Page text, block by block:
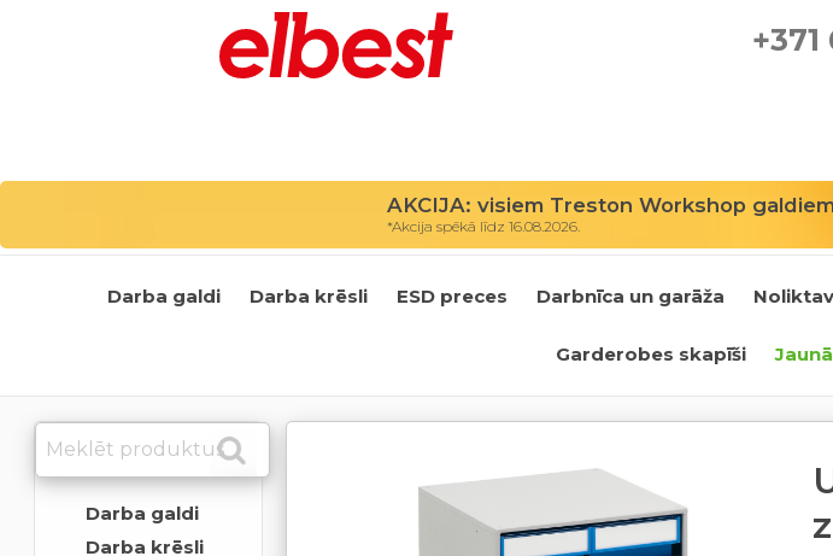
AKCIJA: visiem Treston Workshop
*Akcija spēkā līdz 16.08.2026.
Darba galdi Darba krēsli ESD preces Darbnīca un garāža
Garderobes skapīši
Darba galdi
Darba krēsli